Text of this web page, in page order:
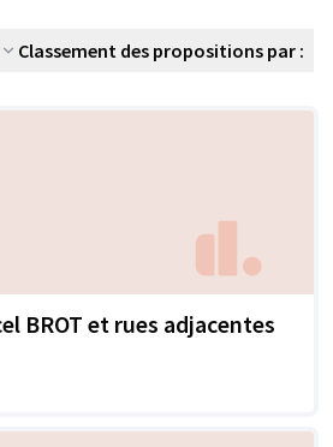
Classement des propositions par :
BROT et rues adjacentes